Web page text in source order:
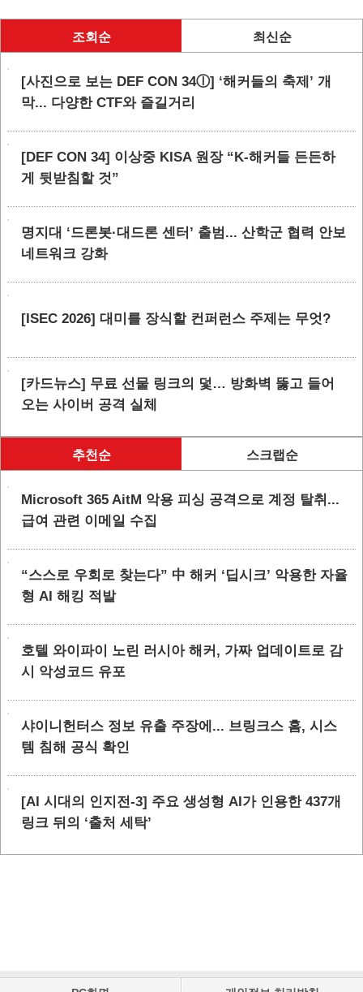
조회순 최신순
[사진으로 보는 DEF CON 34ⓛ] ‘해커들의 축제’ 개
막... 다양한 CTF와 즐길거리
[DEF CON 34] 이상중 KISA 원장 “K-해커들 든든하
게 뒷받침할 것”
명지대 ‘드론봇·대드론 센터’ 출범... 산학군 협력 안보
네트워크 강화
[ISEC 2026] 대미를 장식할 컨퍼런스 주제는 무엇?
[카드뉴스] 무료 선물 링크의 덫… 방화벽 뚫고 들어
오는 사이버 공격 실체
추천순 스크랩순
Microsoft 365 AitM 악용 피싱 공격으로 계정 탈취...
급여 관련 이메일 수집
“스스로 우회로 찾는다” 中 해커 ‘딥시크’ 악용한 자율
형 AI 해킹 적발
호텔 와이파이 노린 러시아 해커, 가짜 업데이트로 감
시 악성코드 유포
샤이니헌터스 정보 유출 주장에... 브링크스 홈, 시스
템 침해 공식 확인
[AI 시대의 인지전-3] 주요 생성형 AI가 인용한 437개
링크 뒤의 ‘출처 세탁’